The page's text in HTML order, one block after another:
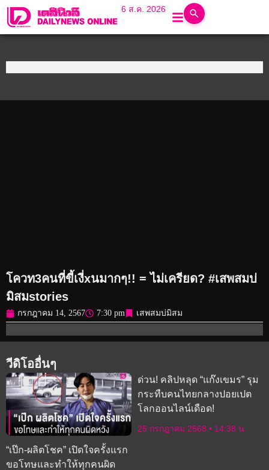
6 ส.ค. 2026
โควท3คนที่ขี้เงี่xนมากๆ!! = ไม่เครียด? #เสพสมบ่
มิสมstories
กรกฎาคม 14, 2567 7:30 pm เสพสมบ่มิสม
วีดิโออื่นๆ
“เป๊ก-ผลิตโชค” เปิดใจครั้งแรก
ขอโทษและทำให้ทุกคนผิด
ด่วน! คลิปหลุด “แก๊งเขมร” รุม
กระทืบคนไทยกลางปอยเปต
โลกออนไลน์เดือด!
25 กรกฎาคม 2568 14:38 น.